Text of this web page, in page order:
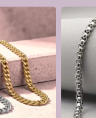
Perles nacrées
Femme, Homme
Acier 316L, Perle
Blanc
6 mm, 8 mm, 10 mm